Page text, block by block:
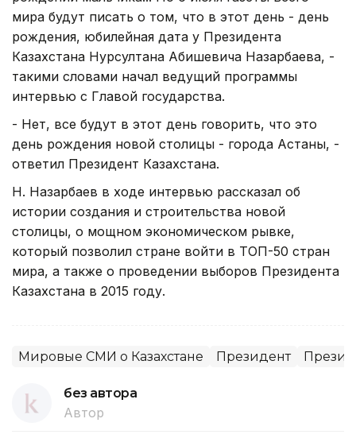
мира будут писать о том, что в этот день - день
рождения, юбилейная дата у Президента
Казахстана Нурсултана Абишевича Назарбаева, -
такими словами начал ведущий программы
интервью с Главой государства.
- Нет, все будут в этот день говорить, что это
день рождения новой столицы - города Астаны, -
ответил Президент Казахстана.
Н. Назарбаев в ходе интервью рассказал об
истории создания и строительства новой
столицы, о мощном экономическом рывке,
который позволил стране войти в ТОП-50 стран
мира, а также о проведении выборов Президента
Казахстана в 2015 году.
Мировые СМИ о Казахстане Президент
без автора
Автор